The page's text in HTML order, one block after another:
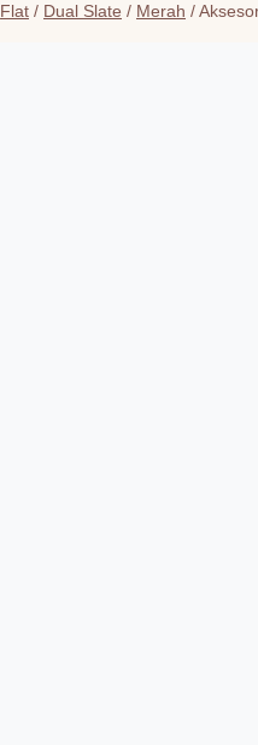
Flat / Dual Slate / Merah /